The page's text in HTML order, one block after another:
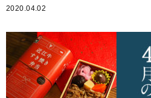
2020.04.02